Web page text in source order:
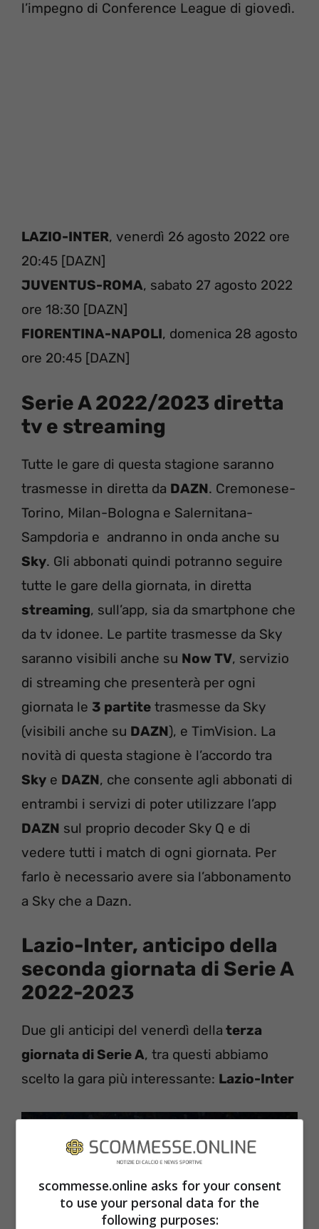
l’impegno di Conference League di giovedì.
LAZIO-INTER, venerdì 26 agosto 2022 ore
20:45 [DAZN]
JUVENTUS-ROMA, sabato 27 agosto 2022
ore 18:30 [DAZN]
FIORENTINA-NAPOLI, domenica 28 agosto
ore 20:45 [DAZN]
Serie A 2022/2023 diretta
tv e streaming
Tutte le gare di questa stagione saranno
trasmesse in diretta da DAZN. Cremonese-
Torino, Milan-Bologna e Salernitana-
Sampdoria e andranno in onda anche su
Sky. Gli abbonati quindi potranno seguire
tutte le gare della giornata, in diretta
streaming, sull’app, sia da smartphone che
da tv idonee. Le partite trasmesse da Sky
saranno visibili anche su Now TV, servizio
di streaming che presenterà per ogni
giornata le 3 partite trasmesse da Sky
(visibili anche su DAZN), e TimVision. La
novità di questa stagione è l’accordo tra
Sky e DAZN, che consente agli abbonati di
entrambi i servizi di poter utilizzare l’app
DAZN sul proprio decoder Sky Q e di
vedere tutti i match di ogni giornata. Per
farlo è necessario avere sia l’abbonamento
a Sky che a Dazn.
Lazio-Inter, anticipo della
seconda giornata di Serie A
2022-2023
Due gli anticipi del venerdì della terza
giornata di Serie A, tra questi abbiamo
scelto la gara più interessante: Lazio-Inter
scommesse.online asks for your consent
to use your personal data for the
following purposes: